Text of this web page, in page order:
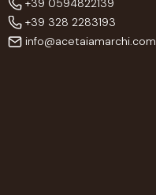
+39 328 2283193
info@acetaiamarchi.com